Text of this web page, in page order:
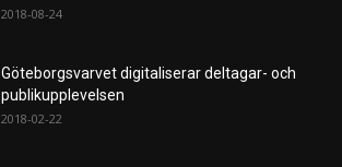
2018-08-24
Göteborgsvarvet digitaliserar deltagar- och
publikupplevelsen
2018-02-22